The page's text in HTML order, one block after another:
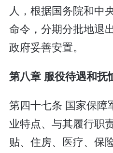
人，根据国务院和中
命令，分期分批地退
政府妥善安置。
第八章 服役待遇和抚
第四十七条 国家保障
业特点、与其履行职
贴、住房、医疗、保